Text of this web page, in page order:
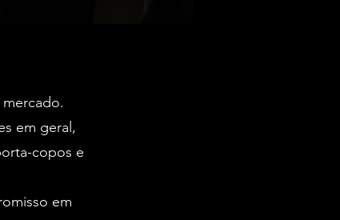
em geral,
copos e
em